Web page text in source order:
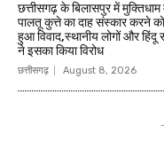
छत्तीसगढ़ के बिलासपुर में मुक्तिधाम
पालतू कुत्ते का दाह संस्कार करने
हुआ विवाद,स्थानीय लोगों और हिंदू
ने इसका किया विरोध
छत्तीसगढ़ August 8, 2026